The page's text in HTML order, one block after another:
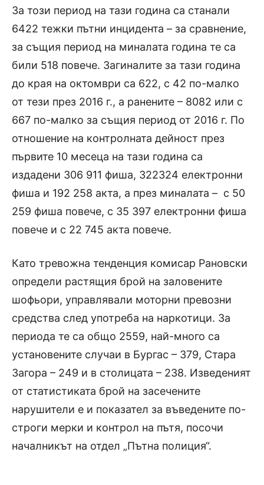
За този период на тази година са станали
6422 тежки пътни инцидента – за сравнение,
за същия период на миналата година те са
били 518 повече. Загиналите за тази година
до края на октомври са 622, с 42 по-малко
от тези през 2016 г., а ранените – 8082 или с
667 по-малко за същия период от 2016 г. По
отношение на контролната дейност през
първите 10 месеца на тази година са
издадени 306 911 фиша, 322324 електронни
фиша и 192 258 акта, а през миналата – с 50
259 фиша повече, с 35 397 електронни фиша
повече и с 22 745 акта повече.
Като тревожна тенденция комисар Рановски
определи растящия брой на заловените
шофьори, управлявали моторни превозни
средства след употреба на наркотици. За
периода те са общо 2559, най-много са
установените случаи в Бургас – 379, Стара
Загора – 249 и в столицата – 238. Изведеният
от статистиката брой на засечените
нарушители е и показател за въведените по-
строги мерки и контрол на пътя, посочи
началникът на отдел „Пътна полиция“.